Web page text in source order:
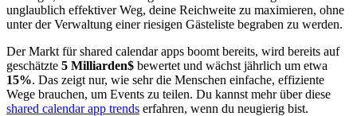
unglaublich effektiver Weg, deine Reichweite zu maximieren, ohne
unter der Verwaltung einer riesigen Gästeliste begraben zu werden.
Der Markt für shared calendar apps boomt bereits, wird bereits auf
geschätzte 5 Milliarden$ bewertet und wächst jährlich um etwa
15%. Das zeigt nur, wie sehr die Menschen einfache, effiziente
Wege brauchen, um Events zu teilen. Du kannst mehr über diese
shared calendar app trends erfahren, wenn du neugierig bist.